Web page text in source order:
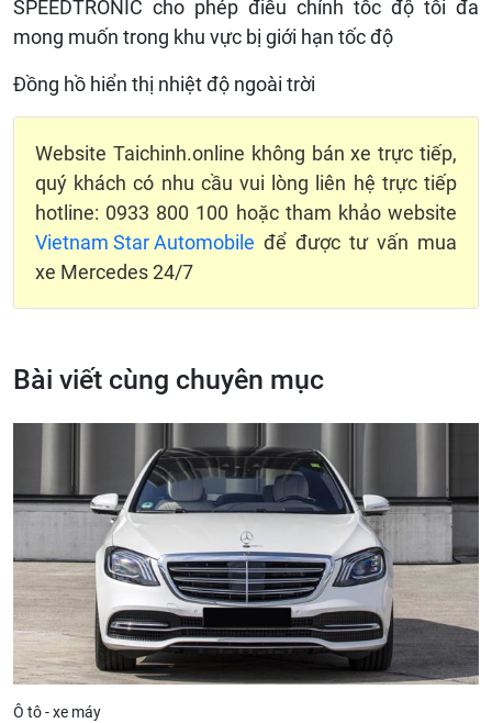
SPEEDTRONIC cho phép điều chỉnh tốc độ tối đa
mong muốn trong khu vực bị giới hạn tốc độ
Đồng hồ hiển thị nhiệt độ ngoài trời
Website Taichinh.online không bán xe trực tiếp,
quý khách có nhu cầu vui lòng liên hệ trực tiếp
hotline: 0933 800 100 hoặc tham khảo website
Vietnam Star Automobile để được tư vấn mua
xe Mercedes 24/7
Bài viết cùng chuyên mục
Ô tô - xe máy